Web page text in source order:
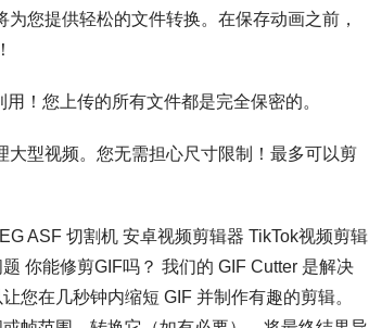
您提供轻松的文件转换。在保存动画之前，
！您上传的所有文件都是完全保密的。
型视频。您无需担心尺寸限制！最多可以剪
ASF 切割机 安卓视频剪辑器 TikTok视频剪辑
你能修剪GIF吗？ 我们的 GIF Cutter 是解决
您在几秒钟内缩短 GIF 并制作有趣的剪辑。